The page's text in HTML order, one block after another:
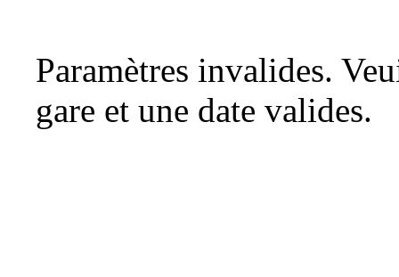
Paramètres invalides.
gare et une date valides.